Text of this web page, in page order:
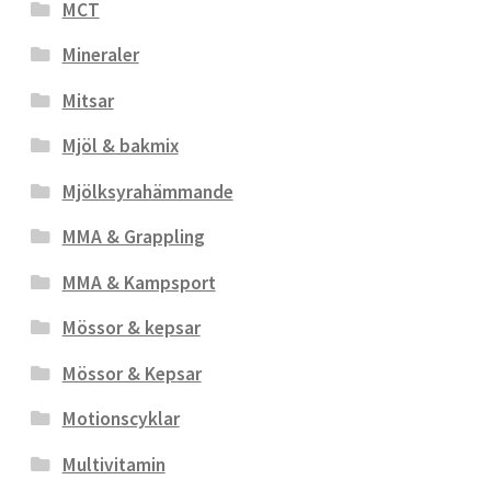
MCT
Mineraler
Mitsar
Mjöl & bakmix
Mjölksyrahämmande
MMA & Grappling
MMA & Kampsport
Mössor & kepsar
Mössor & Kepsar
Motionscyklar
Multivitamin